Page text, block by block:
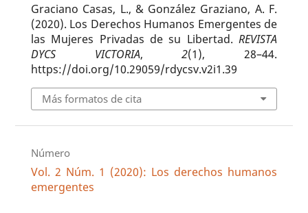
Graciano Casas, L., & González Graziano, A. F.
(2020). Los Derechos Humanos Emergentes de
las Mujeres Privadas de su Libertad. REVISTA
DYCS VICTORIA,2(1), 28–44.
https://doi.org/10.29059/rdycsv.v2i1.39
Más formatos de cita
Número
Vol. 2 Núm. 1 (2020): Los derechos humanos
emergentes